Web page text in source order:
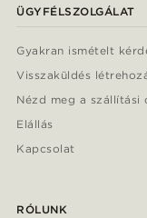
ÜGYFÉLSZOLGÁLAT
Gyakran ismételt
Visszaküldés
Nézd meg a szállítási
Elállás
Kapcsolat
RÓLUNK